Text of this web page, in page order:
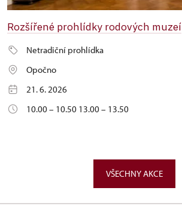
Rozšířené prohlídky rodových muzeí
Netradiční prohlídka
Opočno
21. 6. 2026
10.00 – 10.50 13.00 – 13.50
VŠECHNY AKCE